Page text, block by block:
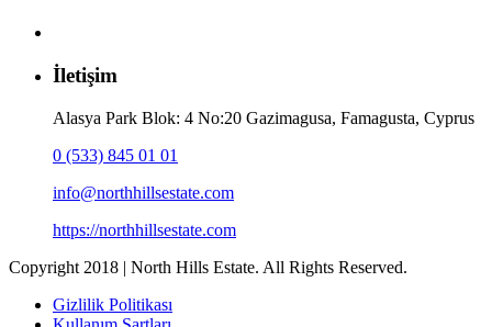
İletişim
Alasya Park Blok: 4 No:20 Gazimagusa, Famagusta, Cyprus
0 (533) 845 01 01
info@northhillsestate.com
https://northhillsestate.com
Copyright 2018 | North Hills Estate. All Rights Reserved.
Gizlilik Politikası